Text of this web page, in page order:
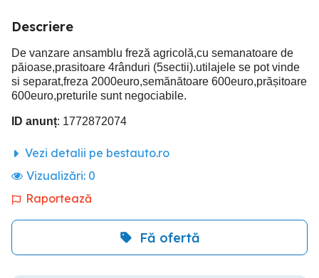
Descriere
De vanzare ansamblu freză agricolă,cu semanatoare de
păioase,prasitoare 4rânduri (5sectii).utilajele se pot vinde
si separat,freza 2000euro,semănătoare 600euro,prășitoare
600euro,preturile sunt negociabile.
ID anunț: 1772872074
Vezi detalii pe bestauto.ro
Vizualizări: 0
Raportează
Fă ofertă